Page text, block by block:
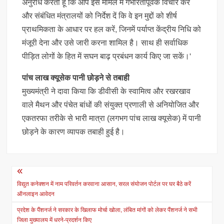
अनुरोध करती हूं कि आप इस मामले में गंभीरतापूर्वक विचार करें
और संबंधित मंत्रालयों को निर्देश दें कि वे इन मुद्दों को शीर्ष
प्राथमिकता के आधार पर हल करें, जिनमें पर्याप्त केंद्रीय निधि को
मंजूरी देना और उसे जारी करना शामिल है। साथ ही सर्वाधिक
पीड़ित लोगों के हित में सघन बाढ़ प्रबंधन कार्य किए जा सकें।'
पांच लाख क्यूसेक पानी छोड़ने से तबाही
मुख्यमंत्री ने दावा किया कि डीवीसी के स्वामित्व और रखरखाव
वाले मैथन और पंचेत बांधों की संयुक्त प्रणाली से अनियोजित और
एकतरफा तरीके से भारी मात्रा (लगभग पांच लाख क्यूसेक) में पानी
छोड़ने के कारण व्यापक तबाही हुई है।
Post
navigation
विद्युत कनेक्शन में नाम परिवर्तन करवाना आसान, सरल संयोजन पोर्टल पर घर बैठे करें
ऑनलाइन आवेदन
प्रदेश के पैंशनर्ज ने सरकार के खिलाफ मोर्चा खोला, लंबित मांगों को लेकर पैंशनर्ज ने सभी
जिला मुख्यालय में धरने-प्रदर्शन किए